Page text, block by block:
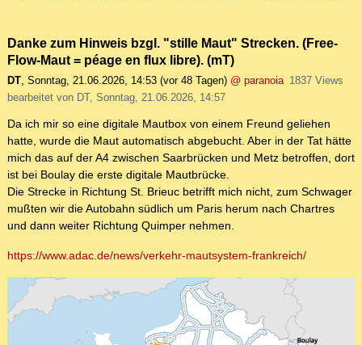
Danke zum Hinweis bzgl. "stille Maut" Strecken. (Free-
Flow-Maut = péage en flux libre). (mT)
DT, Sonntag, 21.06.2026, 14:53 (vor 48 Tagen) @ paranoia 1837 Views
bearbeitet von DT, Sonntag, 21.06.2026, 14:57
Da ich mir so eine digitale Mautbox von einem Freund geliehen
hatte, wurde die Maut automatisch abgebucht. Aber in der Tat hätte
mich das auf der A4 zwischen Saarbrücken und Metz betroffen, dort
ist bei Boulay die erste digitale Mautbrücke.
Die Strecke in Richtung St. Brieuc betrifft mich nicht, zum Schwager
mußten wir die Autobahn südlich um Paris herum nach Chartres
und dann weiter Richtung Quimper nehmen.
https://www.adac.de/news/verkehr-mautsystem-frankreich/